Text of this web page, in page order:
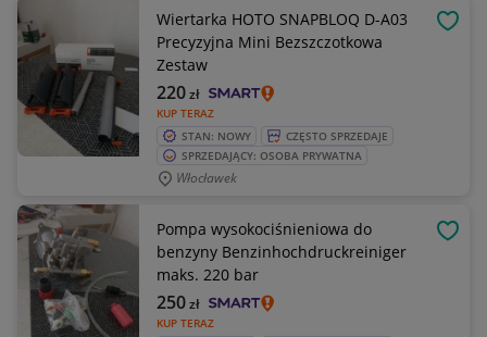
Wiertarka HOTO SNAPBLOQ D-A03
Precyzyjna Mini Bezszczotkowa
Zestaw
KUP TERAZ
220zł
STAN: NOWY
CZĘSTO SPRZEDAJE
SPRZEDAJĄCY: OSOBA PRYWATNA
Włocławek
Pompa wysokociśnieniowa do
benzyny Benzinhochdruckreiniger
maks. 220 bar
KUP TERAZ
250zł